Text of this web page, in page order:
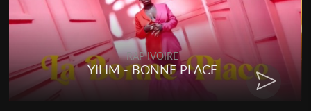
RAP IVOIRE
YILIM - BONNE PLACE